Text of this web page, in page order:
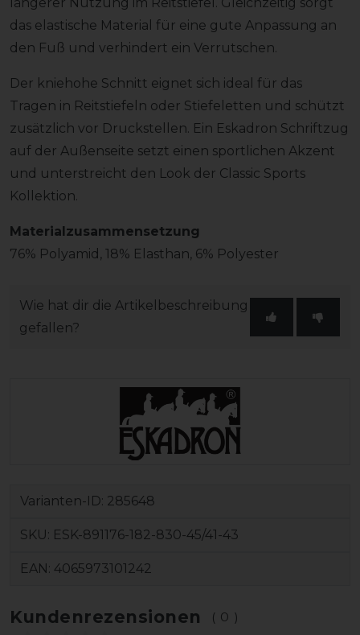
das elastische Material für eine gute Anpassung an
den Fuß und verhindert ein Verrutschen.
Der kniehohe Schnitt eignet sich ideal für das
Tragen in Reitstiefeln oder Stiefeletten und schützt
zusätzlich vor Druckstellen. Ein Eskadron Schriftzug
auf der Außenseite setzt einen sportlichen Akzent
und unterstreicht den Look der Classic Sports
Kollektion.
Materialzusammensetzung
76% Polyamid, 18% Elasthan, 6% Polyester
Wie hat dir die Artikelbeschreibung
gefallen?
Varianten-ID: 285648
SKU: ESK-891176-182-830-45/41-43
EAN: 4065973101242
Kundenrezensionen (0)